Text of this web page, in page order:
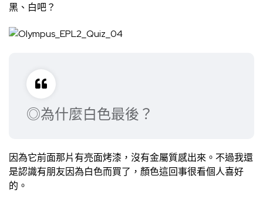
黑、白吧？
◎為什麼白色最後？
因為它前面那片有亮面烤漆，沒有金屬質感出來。不過我還
是認識有朋友因為白色而買了，顏色這回事很看個人喜好
的。